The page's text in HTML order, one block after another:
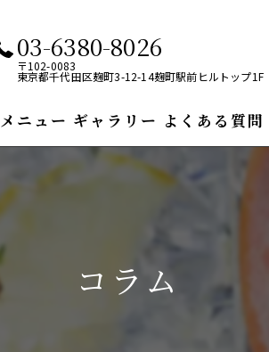
03-6380-8026
〒102-0083
東京都千代田区麹町3-12-14麹町駅前ヒルトップ1F
メニュー ギャラリー よくある質問
コラム